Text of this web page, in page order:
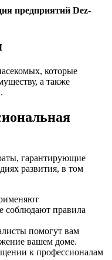
которые
а также
гарантирующие
развития, в том
соблюдают правила
помогут вам
вашем доме.
к профессионалам